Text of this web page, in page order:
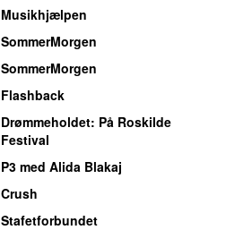
Musikhjælpen
SommerMorgen
SommerMorgen
Flashback
Drømmeholdet: På Roskilde
Festival
P3 med Alida Blakaj
Crush
Stafetforbundet